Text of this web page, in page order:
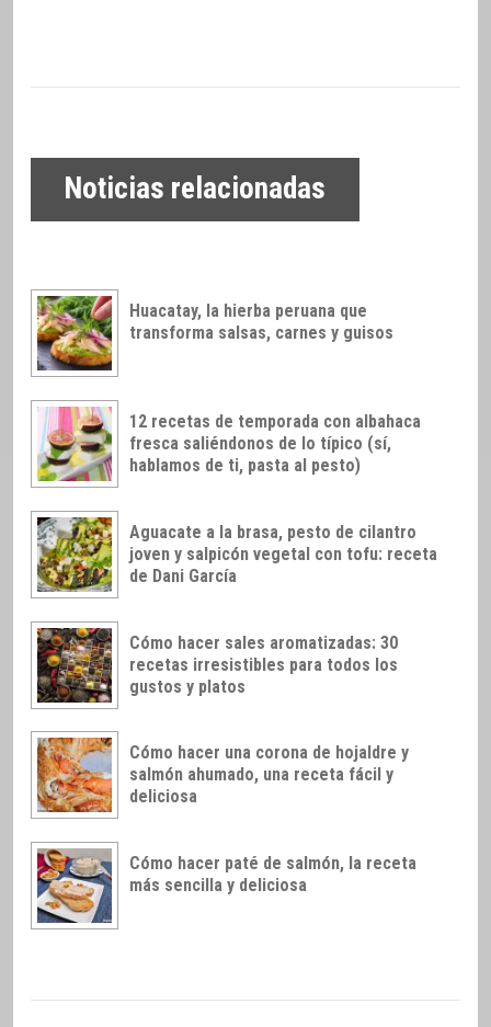
Noticias relacionadas
Huacatay, la hierba peruana que
transforma salsas, carnes y guisos
12 recetas de temporada con albahaca
fresca saliéndonos de lo típico (sí,
hablamos de ti, pasta al pesto)
Aguacate a la brasa, pesto de cilantro
joven y salpicón vegetal con tofu: receta
de Dani García
Cómo hacer sales aromatizadas: 30
recetas irresistibles para todos los
gustos y platos
Cómo hacer una corona de hojaldre y
salmón ahumado, una receta fácil y
deliciosa
Cómo hacer paté de salmón, la receta
más sencilla y deliciosa